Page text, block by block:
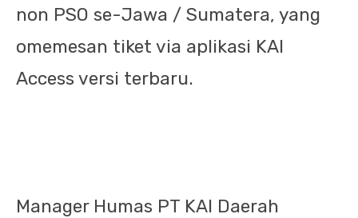
non PSO se-Jawa / Sumatera, yang
omemesan tiket via aplikasi KAI
Access versi terbaru.
Manager Humas PT KAI Daerah